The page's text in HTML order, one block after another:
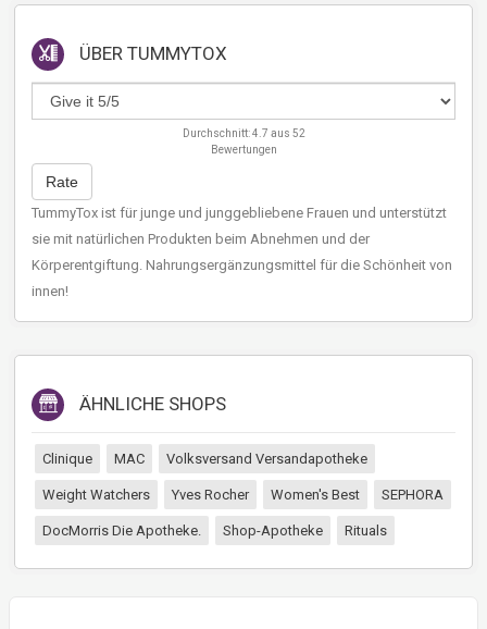
ÜBER TUMMYTOX
Durchschnitt:4.7 aus 52
Bewertungen
Rate
TummyTox ist für junge und junggebliebene Frauen und unterstützt
sie mit natürlichen Produkten beim Abnehmen und der
Körperentgiftung. Nahrungsergänzungsmittel für die Schönheit von
innen!
ÄHNLICHE SHOPS
Clinique MAC Volksversand Versandapotheke
Weight Watchers Yves Rocher Women's Best SEPHORA
DocMorris Die Apotheke. Shop-Apotheke Rituals